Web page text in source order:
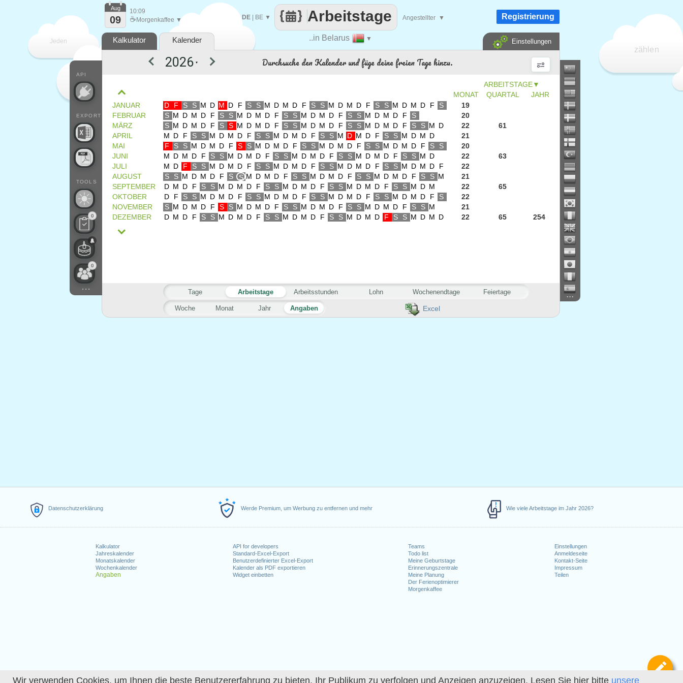
Wir verwenden Cookies, um Ihnen die beste Benutzererfahrung zu bieten, Ihr Publikum zu verfolgen und Anzeigen anzuzeigen. Lesen Sie hier bitte unsere
Datenschutzerklärung Werde Premium, um Werbung zu entfernen und mehr Wie viele Arbeitstage im Jahr 2026?
Kalkulator
Jahreskalender
Monatskalender
Wochenkalender
Angaben
API for developers
Standard-Excel-Export
Benutzerdefinierter Excel-Export
Kalender als PDF exportieren
Widget einbetten
Teams
Todo list
Meine Geburtstage
Erinnerungszentrale
Meine Planung
Der Ferienoptimierer
Morgenkaffee
Einstellungen
Anmeldeseite
Kontakt-Seite
Impressum
Teilen
Jeden
zählen
..in Belarus ▼
Arbeitstage
DE BE ▼ Angestellter ▼
API
EXPORT
TOOLS
0
0
...
Aug
09
10:09
☕ Morgenkaffee ▼ Registrierung
Kalkulator Kalender Einstellungen
...
Excel
▼
MONAT
QUARTAL JAHR
▼ Durchsuche den Kalender und füge deine freien Tage hinzu.
JANUAR D F S S M D M D F S S M D M D F S S M D M D F S S M D M D F S
19
FEBRUAR
S M D M D F S S M D M D F S S M D M D F S S M D M D F S
20
MÄRZ
S M D M D F S S M D M D F S S M D M D F S S M D M D F S S M D 22
61
APRIL
M D F S S M D M D F S S M D M D F S S M D M D F S S M D M D
21
MAI
F S S M D M D F S S M D M D F S S M D M D F S S M D M D F S S
20
JUNI
M D M D F S S M D M D F S S M D M D F S S M D M D F S S M D 22
63
JULI
M D F S S M D M D F S S M D M D F S S M D M D F S S M D M D F
22
AUGUST
S S M D M D F S S M D M D F S S M D M D F S S M D M D F S S M
21
SEPTEMBER
D M D F S S M D M D F S S M D M D F S S M D M D F S S M D M 22
65
OKTOBER
D F S S M D M D F S S M D M D F S S M D M D F S S M D M D F S
22
NOVEMBER
S M D M D F S S M D M D F S S M D M D F S S M D M D F S S M
21
DEZEMBER
D M D F S S M D M D F S S M D M D F S S M D M D F S S M D M D 22 65 254
Woche Monat Jahr Angaben
Tage Arbeitstage Arbeitsstunden Lohn Wochenendtage Feiertage